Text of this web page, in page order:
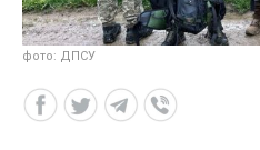
фото: ДПСУ